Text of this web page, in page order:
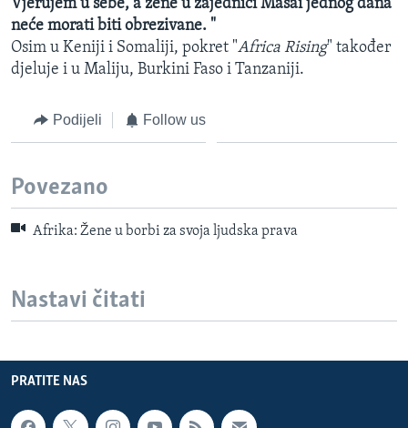
Vjerujem u sebe, a žene u zajednici Masai jednog dana
neće morati biti obrezivane. "
Osim u Keniji i Somaliji, pokret "Africa Rising" također
djeluje i u Maliju, Burkini Faso i Tanzaniji.
Podijeli Follow us
Povezano
Afrika: Žene u borbi za svoja ljudska prava
Nastavi čitati
PRATITE NAS